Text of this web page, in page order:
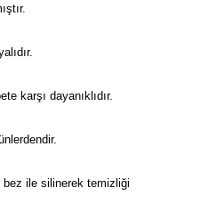
karşı dayanıklıdır.
ile silinerek temizliği